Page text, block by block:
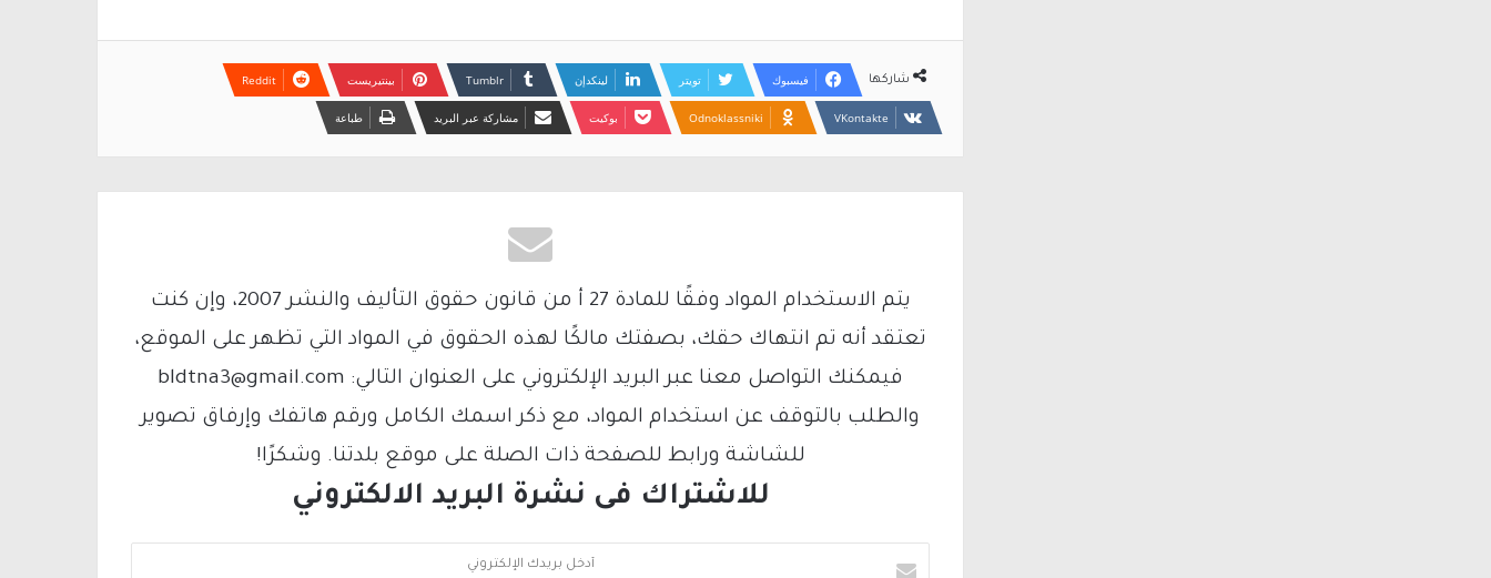
شاركها فيسبوك تويتر لينكدإن بينتيريست
Odnoklassniki بوكيت مشاركة عبر البريد طباعة
يتم الاستخدام المواد وفقًا للمادة 27 أ من قانون حقوق التأليف والنشر 2007، وإن كنت
تعتقد أنه تم انتهاك حقك، بصفتك مالكًا لهذه الحقوق في المواد التي تظهر على الموقع،
فيمكنك التواصل معنا عبر البريد الإلكتروني على العنوان التالي: bldtna3@gmail.com
والطلب بالتوقف عن استخدام المواد، مع ذكر اسمك الكامل ورقم هاتفك وإرفاق تصوير
للشاشة ورابط للصفحة ذات الصلة على موقع بلدتنا. وشكرًا!
للاشتراك فى نشرة البريد الالكتروني